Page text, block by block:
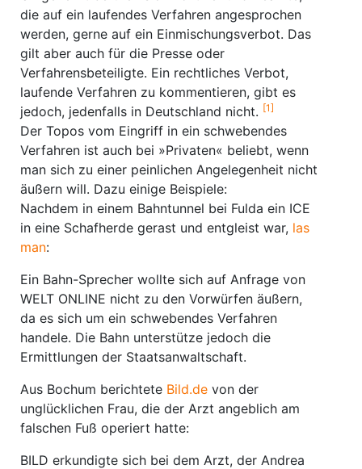
die auf ein laufendes Verfahren angesprochen
werden, gerne auf ein Einmischungsverbot. Das
gilt aber auch für die Presse oder
Verfahrensbeteiligte. Ein rechtliches Verbot,
laufende Verfahren zu kommentieren, gibt es
jedoch, jedenfalls in Deutschland nicht. [1]
Der Topos vom Eingriff in ein schwebendes
Verfahren ist auch bei »Privaten« beliebt, wenn
man sich zu einer peinlichen Angelegenheit nicht
äußern will. Dazu einige Beispiele:
Nachdem in einem Bahntunnel bei Fulda ein ICE
in eine Schafherde gerast und entgleist war, las
man:
Ein Bahn-Sprecher wollte sich auf Anfrage von
WELT ONLINE nicht zu den Vorwürfen äußern,
da es sich um ein schwebendes Verfahren
handele. Die Bahn unterstütze jedoch die
Ermittlungen der Staatsanwaltschaft.
Aus Bochum berichtete Bild.de von der
unglücklichen Frau, die der Arzt angeblich am
falschen Fuß operiert hatte:
BILD erkundigte sich bei dem Arzt, der Andrea